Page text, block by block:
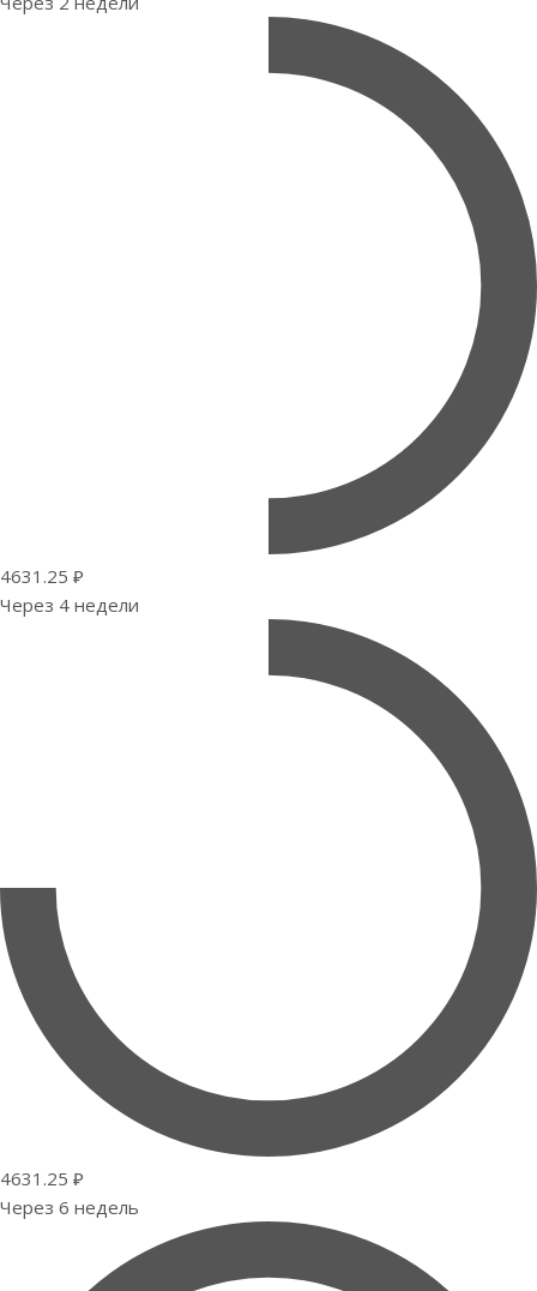
4631.25 ₽
Через 4 недели
4631.25 ₽
Через 6 недель